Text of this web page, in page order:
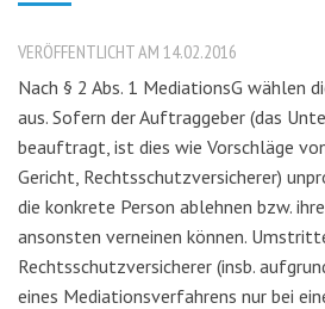
VERÖFFENTLICHT AM 14.02.2016
Nach § 2 Abs. 1 MediationsG wählen
aus. Sofern der Auftraggeber (das
beauftragt, ist dies wie Vorschläge
Gericht, Rechtsschutzversicherer)
die konkrete Person ablehnen bzw.
ansonsten verneinen können.
Rechtsschutzversicherer (insb.
eines Mediationsverfahrens nur bei